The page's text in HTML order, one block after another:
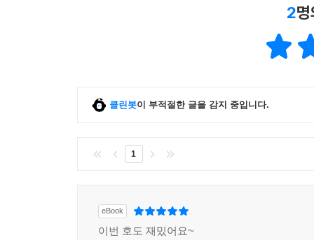
2
클린봇이 부적절한 글을 감지 중입니다.
1
eBook
이번 호도 재밌어요~